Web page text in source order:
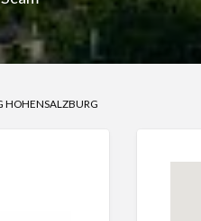
HOHENSALZBURG